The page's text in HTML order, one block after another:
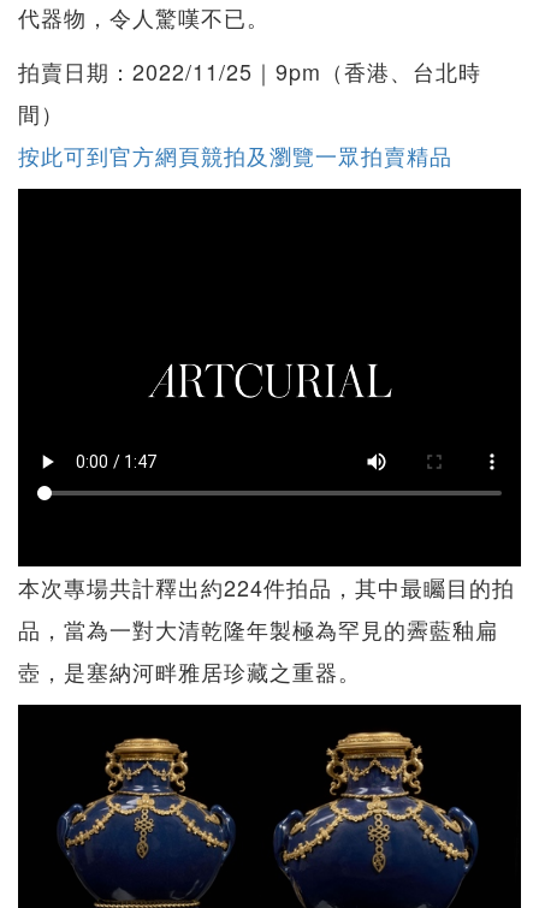
代器物，令人驚嘆不已。
拍賣日期：2022/11/25｜9pm（香港、台北時
間）
按此可到官方網頁競拍及瀏覽一眾拍賣精品
本次專場共計釋出約224件拍品，其中最矚目的拍
品，當為一對大清乾隆年製極為罕見的霽藍釉扁
壺，是塞納河畔雅居珍藏之重器。